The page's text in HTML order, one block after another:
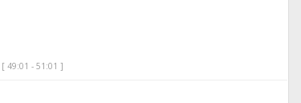
[ 49:01 - 51:01 ]